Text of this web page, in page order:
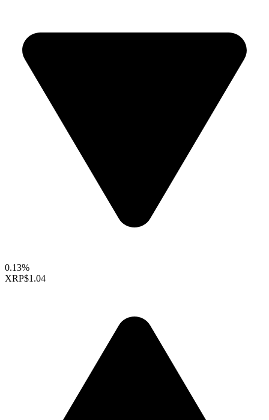
0.13%
XRP$1.04